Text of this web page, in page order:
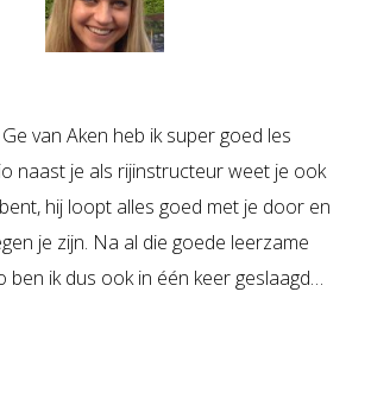
van Aken heb ik super goed les
naast je als rijinstructeur weet je ook
hij loopt alles goed met je door en
je zijn. Na al die goede leerzame
ben ik dus ook in één keer geslaagd…